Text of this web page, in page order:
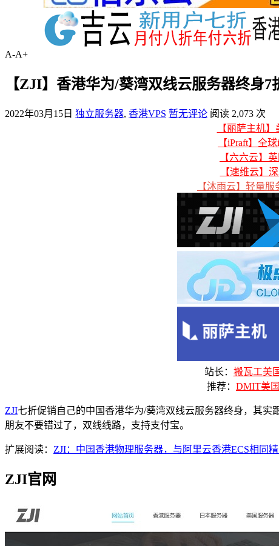
A-A+
【ZJI】香港华为/葵湾双线云服务器终身
2022年03月15日 独立服务器, 香港VPS 暂无评论 阅读 2,073 次
【丽萨主机
【iPraft】全
【六六云】
【速维云】
【沐雨云】轻量
站长： 搬瓦工美
推荐： DMIT美
ZJI七折促销自己的中国香港华为/葵湾双线云服务器终身，其
朋友不要错过了，双线线路，支持支付宝。
扩展阅读： ZJI：中国香港物理服务器，与阿里云香港ECS相同
ZJI官网